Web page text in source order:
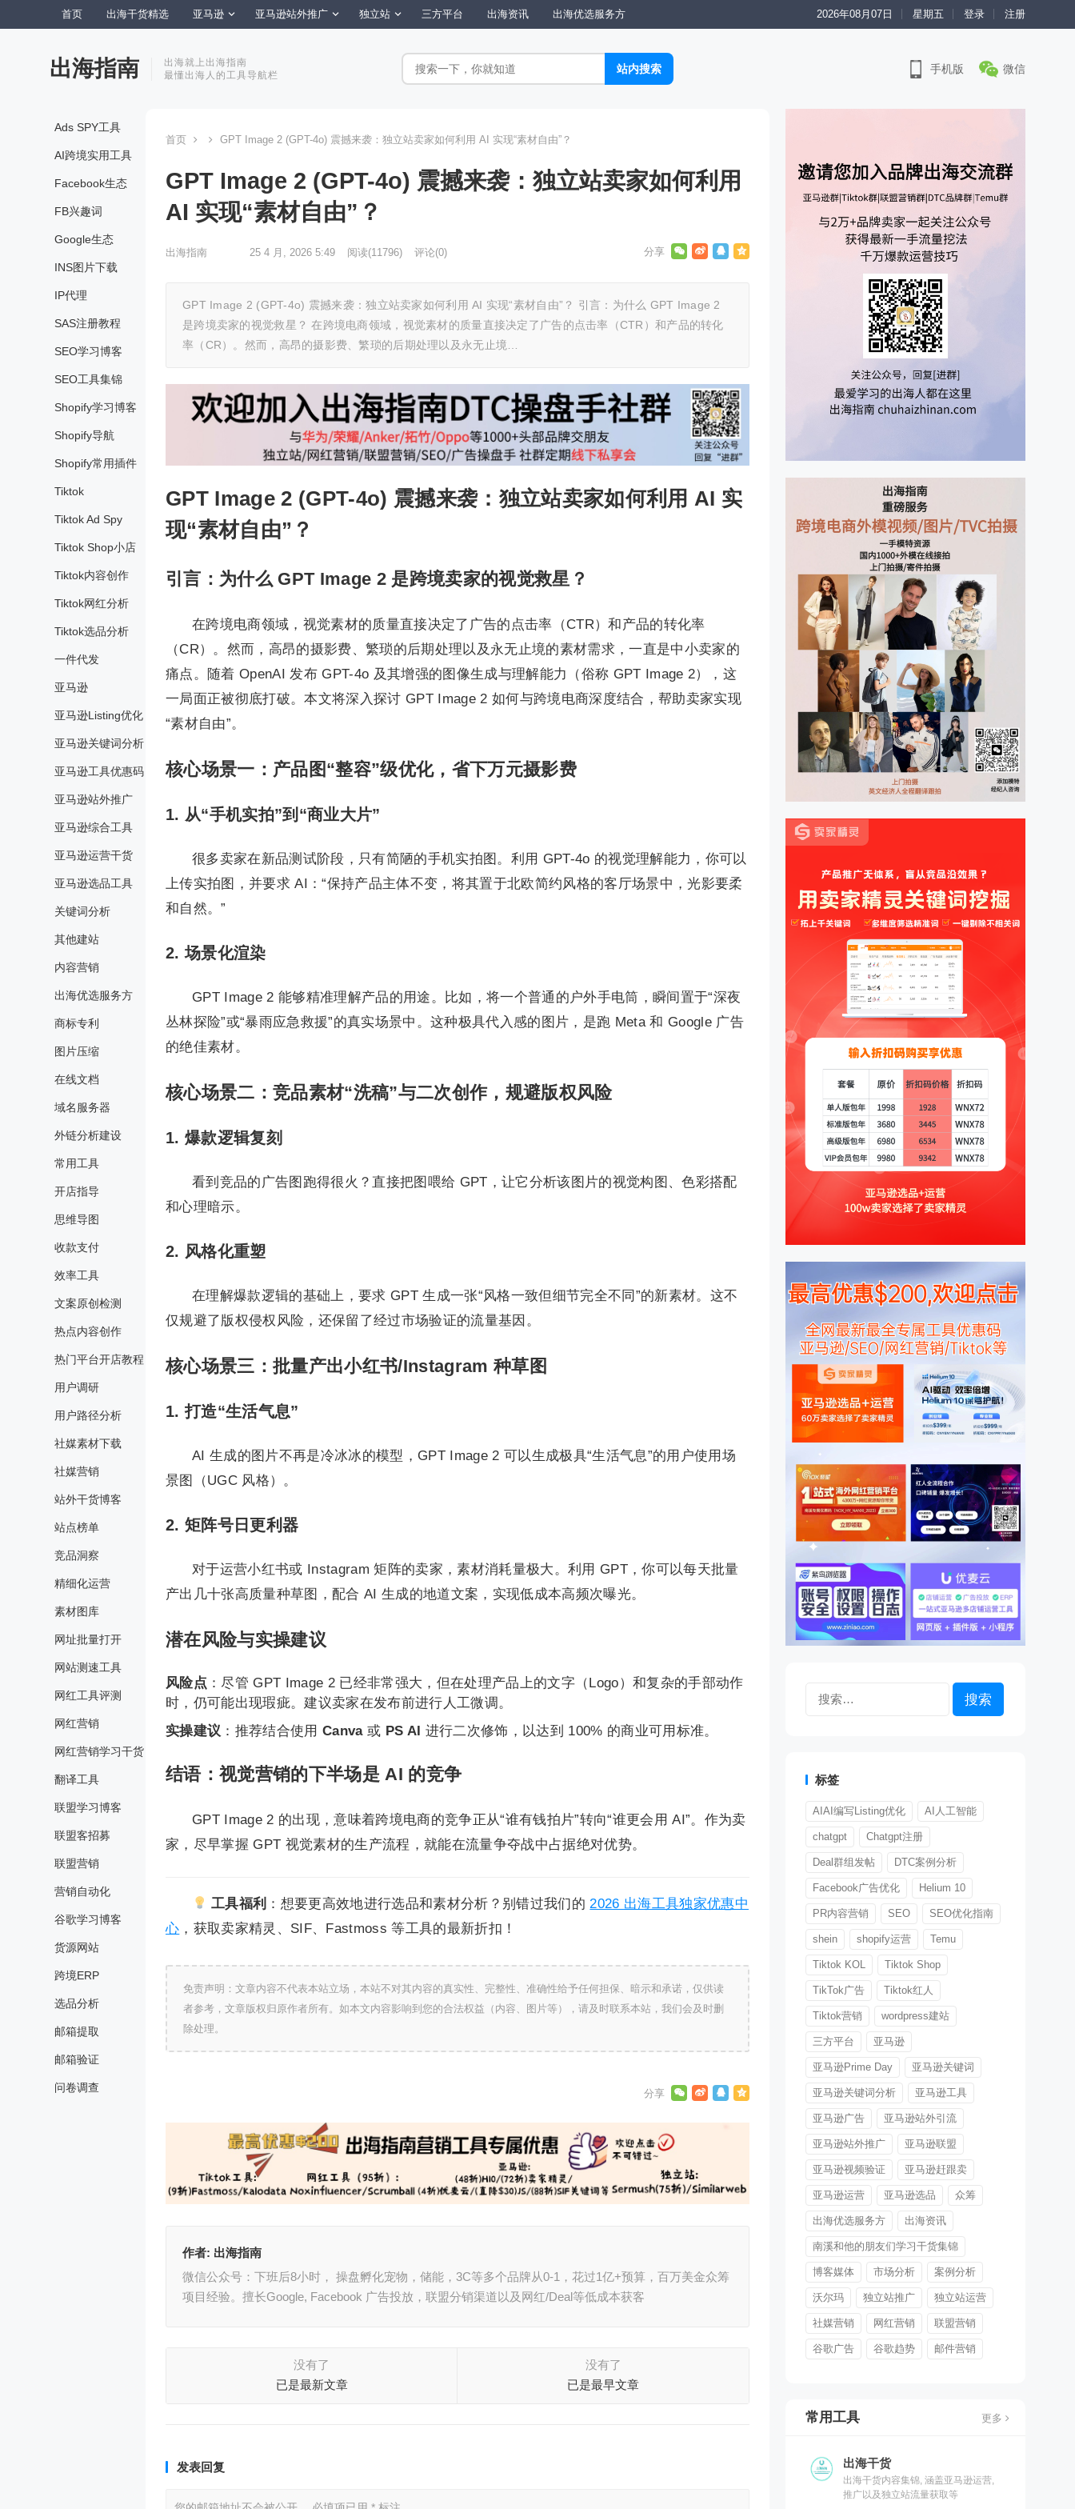
首页 出海干货精选 亚马逊 亚马逊站外推广 独立站 三方平台 出海资讯 出海优选服务方 2026年08月07日 星期五 登录 注册
出海指南
出海就上出海指南
最懂出海人的工具导航栏
手机版 微信
Ads SPY工具
AI跨境实用工具
Facebook生态
FB兴趣词
Google生态
INS图片下载
IP代理
SAS注册教程
SEO学习博客
SEO工具集锦
Shopify学习博客
Shopify导航
Shopify常用插件
Tiktok
Tiktok Ad Spy
Tiktok Shop小店
Tiktok内容创作
Tiktok网红分析
Tiktok选品分析
一件代发
亚马逊
亚马逊Listing优化
亚马逊关键词分析
亚马逊工具优惠码
亚马逊站外推广
亚马逊综合工具
亚马逊运营干货
亚马逊选品工具
关键词分析
其他建站
内容营销
出海优选服务方
商标专利
图片压缩
在线文档
域名服务器
外链分析建设
常用工具
开店指导
思维导图
收款支付
效率工具
文案原创检测
热点内容创作
热门平台开店教程
用户调研
用户路径分析
社媒素材下载
社媒营销
站外干货博客
站点榜单
竞品洞察
精细化运营
素材图库
网址批量打开
网站测速工具
网红工具评测
网红营销
网红营销学习干货
翻译工具
联盟学习博客
联盟客招募
联盟营销
营销自动化
谷歌学习博客
货源网站
跨境ERP
选品分析
邮箱提取
邮箱验证
问卷调查
首页 GPT Image 2 (GPT-4o) 震撼来袭：独立站卖家如何利用 AI 实现“素材自由”？
GPT Image 2 (GPT-4o) 震撼来袭：独立站卖家如何利用
AI 实现“素材自由”？
出海指南 25 4 月, 2026 5:49 阅读(11796) 评论(0)
GPT Image 2 (GPT-4o) 震撼来袭：独立站卖家如何利用 AI 实现“素材自由”？ 引言：为什么 GPT Image 2
是跨境卖家的视觉救星？ 在跨境电商领域，视觉素材的质量直接决定了广告的点击率（CTR）和产品的转化
率（CR）。然而，高昂的摄影费、繁琐的后期处理以及永无止境…
GPT Image 2 (GPT-4o) 震撼来袭：独立站卖家如何利用 AI 实
现“素材自由”？
引言：为什么 GPT Image 2 是跨境卖家的视觉救星？
在跨境电商领域，视觉素材的质量直接决定了广告的点击率（CTR）和产品的转化率
（CR）。然而，高昂的摄影费、繁琐的后期处理以及永无止境的素材需求，一直是中小卖家的
痛点。随着 OpenAI 发布 GPT-4o 及其增强的图像生成与理解能力（俗称 GPT Image 2），这
一局面正被彻底打破。本文将深入探讨 GPT Image 2 如何与跨境电商深度结合，帮助卖家实现
“素材自由”。
核心场景一：产品图“整容”级优化，省下万元摄影费
1. 从“手机实拍”到“商业大片”
很多卖家在新品测试阶段，只有简陋的手机实拍图。利用 GPT-4o 的视觉理解能力，你可以
上传实拍图，并要求 AI：“保持产品主体不变，将其置于北欧简约风格的客厅场景中，光影要柔
和自然。”
2. 场景化渲染
GPT Image 2 能够精准理解产品的用途。比如，将一个普通的户外手电筒，瞬间置于“深夜
丛林探险”或“暴雨应急救援”的真实场景中。这种极具代入感的图片，是跑 Meta 和 Google 广告
的绝佳素材。
核心场景二：竞品素材“洗稿”与二次创作，规避版权风险
1. 爆款逻辑复刻
看到竞品的广告图跑得很火？直接把图喂给 GPT，让它分析该图片的视觉构图、色彩搭配
和心理暗示。
2. 风格化重塑
在理解爆款逻辑的基础上，要求 GPT 生成一张“风格一致但细节完全不同”的新素材。这不
仅规避了版权侵权风险，还保留了经过市场验证的流量基因。
核心场景三：批量产出小红书/Instagram 种草图
1. 打造“生活气息”
AI 生成的图片不再是冷冰冰的模型，GPT Image 2 可以生成极具“生活气息”的用户使用场
景图（UGC 风格）。
2. 矩阵号日更利器
对于运营小红书或 Instagram 矩阵的卖家，素材消耗量极大。利用 GPT，你可以每天批量
产出几十张高质量种草图，配合 AI 生成的地道文案，实现低成本高频次曝光。
潜在风险与实操建议
风险点 ：尽管 GPT Image 2 已经非常强大，但在处理产品上的文字（Logo）和复杂的手部动作
时，仍可能出现瑕疵。建议卖家在发布前进行人工微调。
实操建议 ：推荐结合使用 Canva或 PS AI 进行二次修饰，以达到 100% 的商业可用标准。
结语：视觉营销的下半场是 AI 的竞争
GPT Image 2 的出现，意味着跨境电商的竞争正从“谁有钱拍片”转向“谁更会用 AI”。作为卖
家，尽早掌握 GPT 视觉素材的生产流程，就能在流量争夺战中占据绝对优势。
工具福利 ：想要更高效地进行选品和素材分析？别错过我们的 2026 出海工具独家优惠中
心 ，获取卖家精灵、SIF、Fastmoss 等工具的最新折扣！
免责声明：文章内容不代表本站立场，本站不对其内容的真实性、完整性、准确性给予任何担保、暗示和承诺，仅供读
者参考，文章版权归原作者所有。如本文内容影响到您的合法权益（内容、图片等），请及时联系本站，我们会及时删
除处理。
作者: 出海指南
微信公众号：下班后8小时， 操盘孵化宠物，储能，3C等多个品牌从0-1，花过1亿+预算，百万美金众筹
项目经验。擅长Google, Facebook 广告投放，联盟分销渠道以及网红/Deal等低成本获客
没有了
已是最新文章
没有了
已是最早文章
发表回复
标签
AIAI编写Listing优化 AI人工智能
chatgpt Chatgpt注册
Deal群组发帖 DTC案例分析
Facebook广告优化 Helium 10
PR内容营销 SEO SEO优化指南
shein shopify运营 Temu
Tiktok KOL Tiktok Shop
TikTok广告 Tiktok红人
Tiktok营销 wordpress建站
三方平台 亚马逊
亚马逊Prime Day 亚马逊关键词
亚马逊关键词分析 亚马逊工具
亚马逊广告 亚马逊站外引流
亚马逊站外推广 亚马逊联盟
亚马逊视频验证 亚马逊赶跟卖
亚马逊运营 亚马逊选品 众筹
出海优选服务方 出海资讯
南溪和他的朋友们学习干货集锦
博客媒体 市场分析 案例分析
沃尔玛 独立站推广 独立站运营
社媒营销 网红营销 联盟营销
谷歌广告 谷歌趋势 邮件营销
常用工具 更多
出海干货
出海干货内容集锦, 涵盖亚马逊运营,
推广以及独立站流量获取等